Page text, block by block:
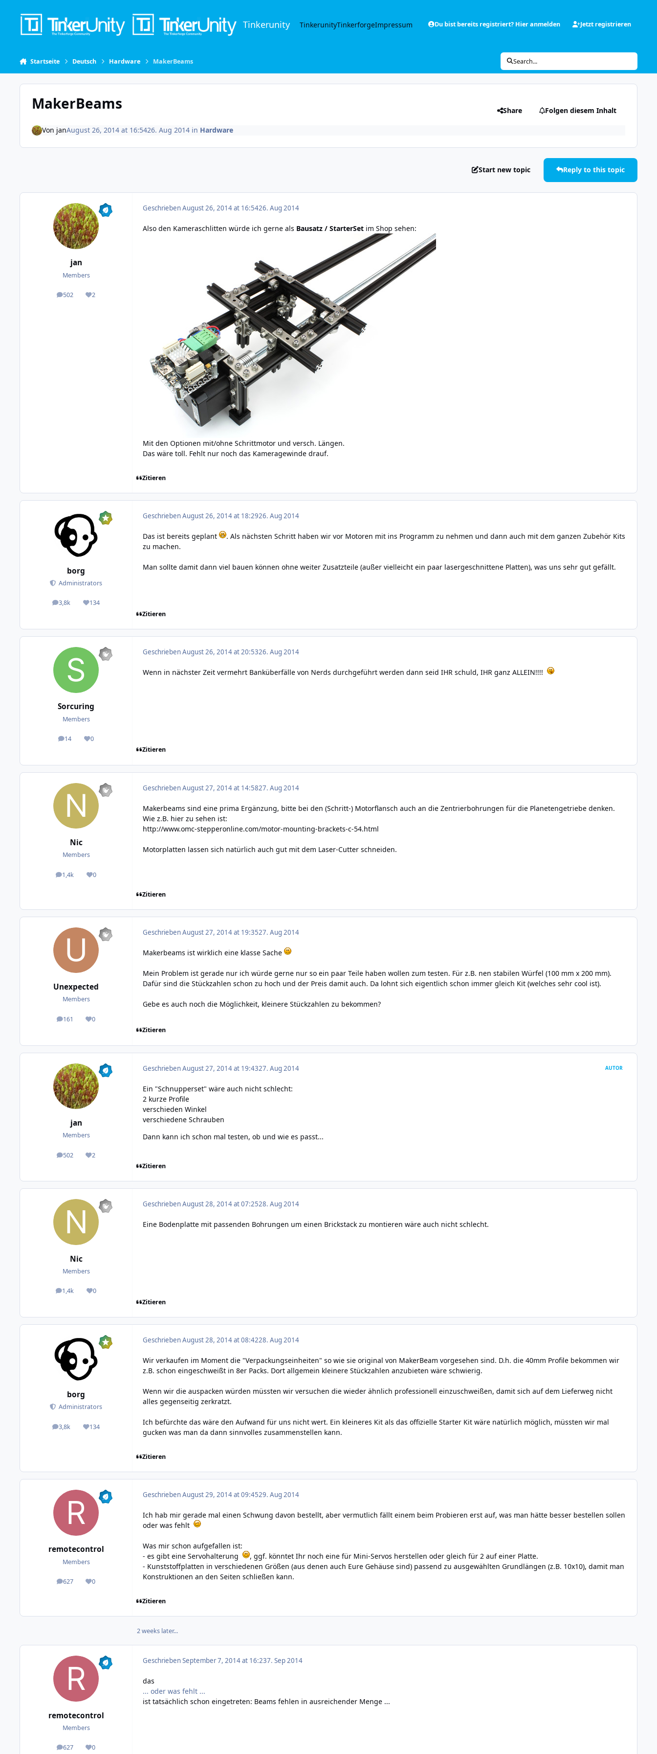
Tinkerunity TinkerunityTinkerforgeImpressum Du bist bereits registriert? Hier anmelden Jetzt registrieren
Startseite Deutsch Hardware MakerBeams Search...
MakerBeams Share Folgen diesem Inhalt
Von janAugust 26, 2014 at 16:5426. Aug 2014in Hardware
Start new topic Reply to this topic
jan
Members
502
posts 2
Reputation
GeschriebenAugust 26, 2014 at 16:5426. Aug 2014
Also den Kameraschlitten würde ich gerne als Bausatz / StarterSet im Shop sehen:
Mit den Optionen mit/ohne Schrittmotor und versch. Längen.
Das wäre toll. Fehlt nur noch das Kameragewinde drauf.
Zitieren
borg
Administrators
3,8k
posts 134
Reputation
GeschriebenAugust 26, 2014 at 18:2926. Aug 2014
Das ist bereits geplant
. Als nächsten Schritt haben wir vor Motoren mit ins Programm zu nehmen und dann auch mit dem ganzen Zubehör Kits
zu machen.
Man sollte damit dann viel bauen können ohne weiter Zusatzteile (außer vielleicht ein paar lasergeschnittene Platten), was uns sehr gut gefällt.
Zitieren
Sorcuring
Members
14
posts 0
Reputation
GeschriebenAugust 26, 2014 at 20:5326. Aug 2014
Wenn in nächster Zeit vermehrt Banküberfälle von Nerds durchgeführt werden dann seid IHR schuld, IHR ganz ALLEIN!!!!
Zitieren
Nic
Members
1,4k
posts 0
Reputation
GeschriebenAugust 27, 2014 at 14:5827. Aug 2014
Makerbeams sind eine prima Ergänzung, bitte bei den (Schritt-) Motorflansch auch an die Zentrierbohrungen für die Planetengetriebe denken.
Wie z.B. hier zu sehen ist:
http://www.omc-stepperonline.com/motor-mounting-brackets-c-54.html
Motorplatten lassen sich natürlich auch gut mit dem Laser-Cutter schneiden.
Zitieren
Unexpected
Members
161
posts 0
Reputation
GeschriebenAugust 27, 2014 at 19:3527. Aug 2014
Makerbeams ist wirklich eine klasse Sache
Mein Problem ist gerade nur ich würde gerne nur so ein paar Teile haben wollen zum testen. Für z.B. nen stabilen Würfel (100 mm x 200 mm).
Dafür sind die Stückzahlen schon zu hoch und der Preis damit auch. Da lohnt sich eigentlich schon immer gleich Kit (welches sehr cool ist).
Gebe es auch noch die Möglichkeit, kleinere Stückzahlen zu bekommen?
Zitieren
jan
Members
502
posts 2
Reputation
GeschriebenAugust 27, 2014 at 19:4327. Aug 2014 AUTOR
Ein "Schnupperset" wäre auch nicht schlecht:
2 kurze Profile
verschieden Winkel
verschiedene Schrauben
Dann kann ich schon mal testen, ob und wie es passt...
Zitieren
Nic
Members
1,4k
posts 0
Reputation
GeschriebenAugust 28, 2014 at 07:2528. Aug 2014
Eine Bodenplatte mit passenden Bohrungen um einen Brickstack zu montieren wäre auch nicht schlecht.
Zitieren
borg
Administrators
3,8k
posts 134
Reputation
GeschriebenAugust 28, 2014 at 08:4228. Aug 2014
Wir verkaufen im Moment die "Verpackungseinheiten" so wie sie original von MakerBeam vorgesehen sind. D.h. die 40mm Profile bekommen wir
z.B. schon eingeschweißt in 8er Packs. Dort allgemein kleinere Stückzahlen anzubieten wäre schwierig.
Wenn wir die auspacken würden müssten wir versuchen die wieder ähnlich professionell einzuschweißen, damit sich auf dem Lieferweg nicht
alles gegenseitig zerkratzt.
Ich befürchte das wäre den Aufwand für uns nicht wert. Ein kleineres Kit als das offizielle Starter Kit wäre natürlich möglich, müssten wir mal
gucken was man da dann sinnvolles zusammenstellen kann.
Zitieren
remotecontrol
Members
627
posts 0
Reputation
GeschriebenAugust 29, 2014 at 09:4529. Aug 2014
Ich hab mir gerade mal einen Schwung davon bestellt, aber vermutlich fällt einem beim Probieren erst auf, was man hätte besser bestellen sollen
oder was fehlt
Was mir schon aufgefallen ist:
- es gibt eine Servohalterung
, ggf. könntet Ihr noch eine für Mini-Servos herstellen oder gleich für 2 auf einer Platte.
- Kunststoffplatten in verschiedenen Größen (aus denen auch Eure Gehäuse sind) passend zu ausgewählten Grundlängen (z.B. 10x10), damit man
Konstruktionen an den Seiten schließen kann.
Zitieren
2 weeks later...
remotecontrol
Members
627
posts 0
Reputation
GeschriebenSeptember 7, 2014 at 16:237. Sep 2014
das
... oder was fehlt ...
ist tatsächlich schon eingetreten: Beams fehlen in ausreichender Menge ...